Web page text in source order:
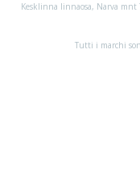
Kesklinna linnaosa, Narva
Tutti i marchi